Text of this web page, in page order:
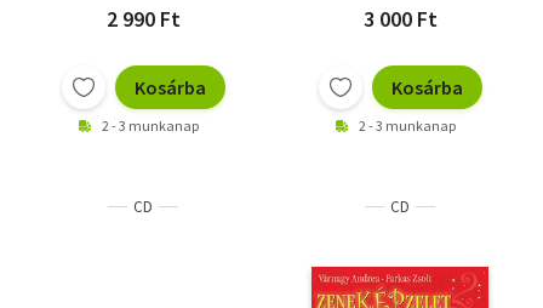
2 990 Ft
Kosárba
2 - 3 munkanap
3 000 Ft
Kosárba
2 - 3 munkanap
CD CD